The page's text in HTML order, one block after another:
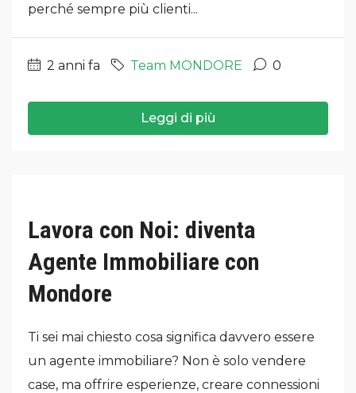
perché sempre più clienti...
2 anni fa Team MONDORE 0
Leggi di più
Lavora con Noi: diventa
Agente Immobiliare con
Mondore
Ti sei mai chiesto cosa significa davvero essere
un agente immobiliare? Non è solo vendere
case, ma offrire esperienze, creare connessioni